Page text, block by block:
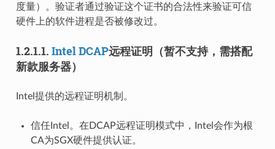
度量）。验证者通过验证这个证书的合法性来验证可信
硬件上的软件进程是否被修改过。
1.2.1.1. Intel DCAP远程证明（暂不支持，需搭配
新款服务器）
Intel提供的远程证明机制。
信任Intel。在DCAP远程证明模式中，Intel会作为根
CA为SGX硬件提供认证。